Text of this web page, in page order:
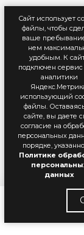
Сайт использует
файлы, чтобы
ваше
нем
удобным. К
подключен
аналитики
использующий
файлы.
сайте, вы даете
согласие на
персональных
порядке,
Политике
данных